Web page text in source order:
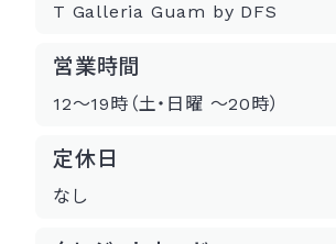
T Galleria Guam by DFS
営業時間
12〜19時（土・日曜 〜20時）
定休日
なし